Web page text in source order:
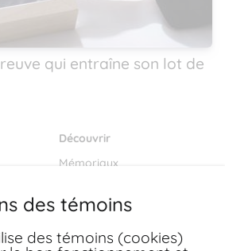
qui entraîne son lot de
Découvrir
Mémoriaux
Blogs
Dernières volontés
des témoins
des témoins (cookies)